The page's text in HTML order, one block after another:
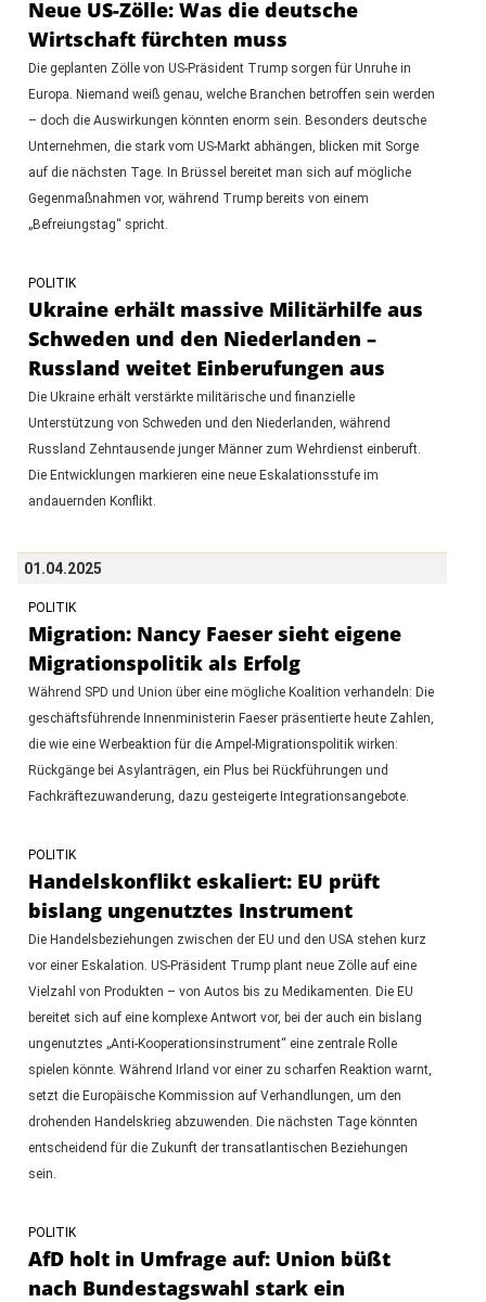
Neue US-Zölle: Was die deutsche
Wirtschaft fürchten muss
Die geplanten Zölle von US-Präsident Trump sorgen für Unruhe in
Europa. Niemand weiß genau, welche Branchen betroffen sein werden
– doch die Auswirkungen könnten enorm sein. Besonders deutsche
Unternehmen, die stark vom US-Markt abhängen, blicken mit Sorge
auf die nächsten Tage. In Brüssel bereitet man sich auf mögliche
Gegenmaßnahmen vor, während Trump bereits von einem
„Befreiungstag“ spricht.
POLITIK
Ukraine erhält massive Militärhilfe aus
Schweden und den Niederlanden –
Russland weitet Einberufungen aus
Die Ukraine erhält verstärkte militärische und finanzielle
Unterstützung von Schweden und den Niederlanden, während
Russland Zehntausende junger Männer zum Wehrdienst einberuft.
Die Entwicklungen markieren eine neue Eskalationsstufe im
andauernden Konflikt.
01.04.2025
POLITIK
Migration: Nancy Faeser sieht eigene
Migrationspolitik als Erfolg
Während SPD und Union über eine mögliche Koalition verhandeln: Die
geschäftsführende Innenministerin Faeser präsentierte heute Zahlen,
die wie eine Werbeaktion für die Ampel-Migrationspolitik wirken:
Rückgänge bei Asylanträgen, ein Plus bei Rückführungen und
Fachkräftezuwanderung, dazu gesteigerte Integrationsangebote.
POLITIK
Handelskonflikt eskaliert: EU prüft
bislang ungenutztes Instrument
Die Handelsbeziehungen zwischen der EU und den USA stehen kurz
vor einer Eskalation. US-Präsident Trump plant neue Zölle auf eine
Vielzahl von Produkten – von Autos bis zu Medikamenten. Die EU
bereitet sich auf eine komplexe Antwort vor, bei der auch ein bislang
ungenutztes „Anti-Kooperationsinstrument“ eine zentrale Rolle
spielen könnte. Während Irland vor einer zu scharfen Reaktion warnt,
setzt die Europäische Kommission auf Verhandlungen, um den
drohenden Handelskrieg abzuwenden. Die nächsten Tage könnten
entscheidend für die Zukunft der transatlantischen Beziehungen
sein.
POLITIK
AfD holt in Umfrage auf: Union büßt
nach Bundestagswahl stark ein